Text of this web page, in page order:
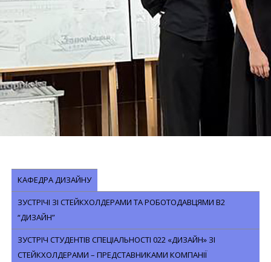
КАФЕДРА ДИЗАЙНУ
ЗУСТРІЧІ ЗІ СТЕЙКХОЛДЕРАМИ ТА РОБОТОДАВЦЯМИ В2
“ДИЗАЙН”
ЗУСТРІЧ СТУДЕНТІВ СПЕЦІАЛЬНОСТІ 022 «ДИЗАЙН» ЗІ
СТЕЙКХОЛДЕРАМИ – ПРЕДСТАВНИКАМИ КОМПАНІЇ